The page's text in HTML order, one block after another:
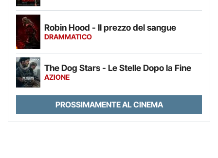
Robin Hood - Il prezzo del sangue
DRAMMATICO
The Dog Stars - Le Stelle Dopo la Fine
AZIONE
PROSSIMAMENTE AL CINEMA